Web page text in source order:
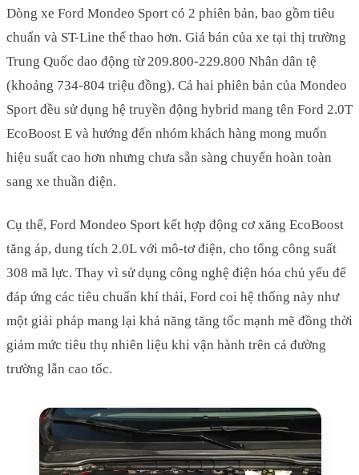
Dòng xe Ford Mondeo Sport có 2 phiên bản, bao gồm tiêu
chuẩn và ST-Line thể thao hơn. Giá bán của xe tại thị trường
Trung Quốc dao động từ 209.800-229.800 Nhân dân tệ
(khoảng 734-804 triệu đồng). Cả hai phiên bản của Mondeo
Sport đều sử dụng hệ truyền động hybrid mang tên Ford 2.0T
EcoBoost E và hướng đến nhóm khách hàng mong muốn
hiệu suất cao hơn nhưng chưa sẵn sàng chuyển hoàn toàn
sang xe thuần điện.
Cụ thể, Ford Mondeo Sport kết hợp động cơ xăng EcoBoost
tăng áp, dung tích 2.0L với mô-tơ điện, cho tổng công suất
308 mã lực. Thay vì sử dụng công nghệ điện hóa chủ yếu để
đáp ứng các tiêu chuẩn khí thải, Ford coi hệ thống này như
một giải pháp mang lại khả năng tăng tốc mạnh mẽ đồng thời
giảm mức tiêu thụ nhiên liệu khi vận hành trên cả đường
trường lẫn cao tốc.